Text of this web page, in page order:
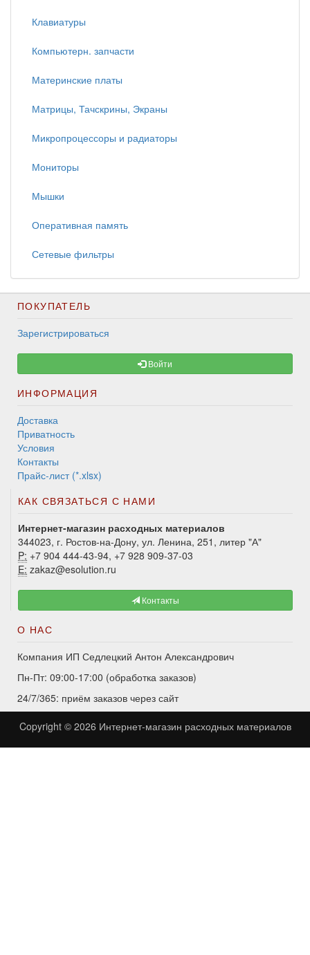
Клавиатуры
Компьютерн. запчасти
Материнские платы
Матрицы, Тачскрины, Экраны
Микропроцессоры и радиаторы
Мониторы
Мышки
Оперативная память
Сетевые фильтры
ПОКУПАТЕЛЬ
Зарегистрироваться
Войти
ИНФОРМАЦИЯ
Доставка
Приватность
Условия
Контакты
Прайс-лист (*.xlsx)
КАК СВЯЗАТЬСЯ С НАМИ
Интернет-магазин расходных материалов
344023, г. Ростов-на-Дону, ул. Ленина, 251, литер "А"
P: +7 904 444-43-94, +7 928 909-37-03
E: zakaz@esolution.ru
Контакты
О НАС
Компания ИП Седлецкий Антон Александрович
Пн-Пт: 09:00-17:00 (обработка заказов)
24/7/365: приём заказов через сайт
Copyright © 2026 Интернет-магазин расходных материалов